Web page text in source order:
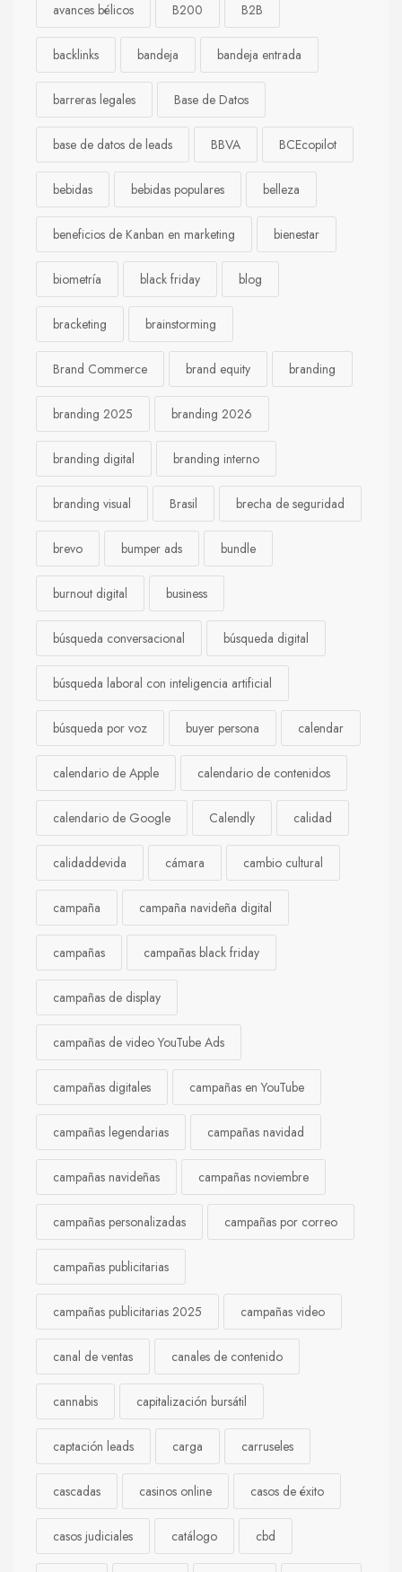
avances bélicos B200 B2B
backlinks bandeja bandeja entrada
barreras legales Base de Datos
base de datos de leads BBVA BCEcopilot
bebidas bebidas populares belleza
beneficios de Kanban en marketing bienestar
biometría black friday blog
bracketing brainstorming
Brand Commerce brand equity branding
branding 2025 branding 2026
branding digital branding interno
branding visual Brasil brecha de seguridad
brevo bumper ads bundle
burnout digital business
búsqueda conversacional búsqueda digital
búsqueda laboral con inteligencia artificial
búsqueda por voz buyer persona calendar
calendario de Apple calendario de contenidos
calendario de Google Calendly calidad
calidaddevida cámara cambio cultural
campaña campaña navideña digital
campañas campañas black friday
campañas de display
campañas de video YouTube Ads
campañas digitales campañas en YouTube
campañas legendarias campañas navidad
campañas navideñas campañas noviembre
campañas personalizadas campañas por correo
campañas publicitarias
campañas publicitarias 2025 campañas video
canal de ventas canales de contenido
cannabis capitalización bursátil
captación leads carga carruseles
cascadas casinos online casos de éxito
casos judiciales catálogo cbd